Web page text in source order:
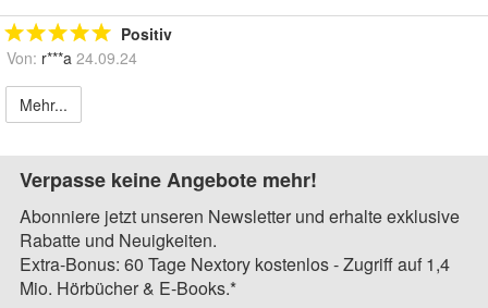
Positiv
Von: r***a 24.09.24
Mehr...
Verpasse keine Angebote mehr!
Abonniere jetzt unseren Newsletter und erhalte exklusive
Rabatte und Neuigkeiten.
Extra-Bonus: 60 Tage Nextory kostenlos - Zugriff auf 1,4
Mio. Hörbücher & E-Books.*